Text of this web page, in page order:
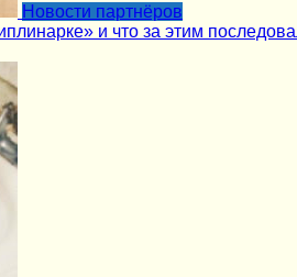
Новости партнёров
и что за этим